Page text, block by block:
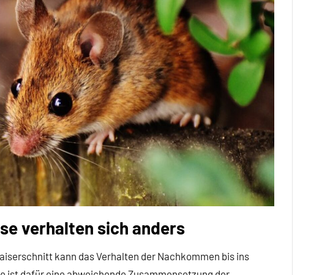
verhalten sich anders
kann das Verhalten der Nachkommen bis ins